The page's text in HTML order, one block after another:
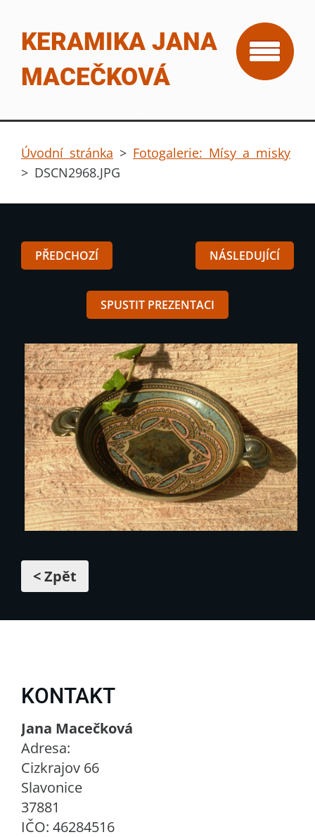
KERAMIKA JANA
MACEČKOVÁ
Úvodní stránka > Fotogalerie: Mísy a misky
> DSCN2968.JPG
PŘEDCHOZÍ NÁSLEDUJÍCÍ
SPUSTIT PREZENTACI
< Zpět
KONTAKT
Jana Macečková
Adresa:
Cizkrajov 66
Slavonice
37881
IČO: 46284516